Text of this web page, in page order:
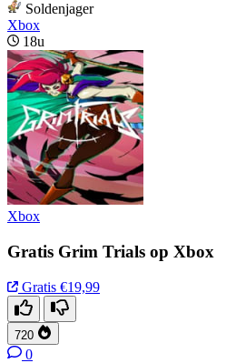
Soldenjager
Xbox
18u
Xbox
Gratis Grim Trials op Xbox
Gratis €19,99
720
0